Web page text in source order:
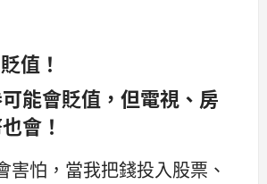
值！
能會貶值，但電視、房
會！
害怕，當我把錢投入股票、